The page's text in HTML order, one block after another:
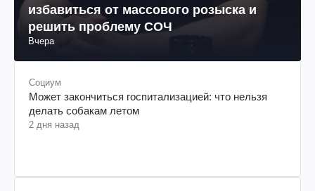
избавиться от массового розыска и
решить проблему СОЧ
Вчера
Социум
Может закончиться госпитализацией: что нельзя
делать собакам летом
2 дня назад